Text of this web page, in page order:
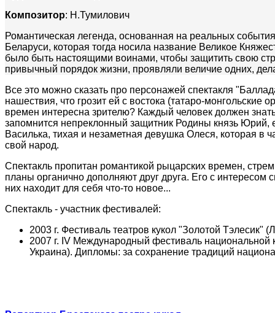
Композитор: Н.Тумилович
Романтическая легенда, основанная на реальных
Беларуси, которая тогда носила название Великое
было быть настоящими воинами, чтобы защитить свою
привычный порядок жизни, проявляли величие одних,
Все это можно сказать про персонажей спектакля
нашествия, что грозит ей с востока (татаро-
времен интересна зрителю? Каждый человек должен
запомнится непреклонный защитник Родины князь Юрий,
Василька, тихая и незаметная девушка Олеся, которая в
свой народ.
Спектакль пропитан романтикой рыцарских времен,
планы органично дополняют друг друга. Его с интересом
них находит для себя что-то новое...
Спектакль - участник фестивалей:
2003 г. Фестиваль театров кукол "Золотой Тэлесик"
2007 г. IV Международный фестиваль национальной
Украина). Дипломы: за сохранение традиций